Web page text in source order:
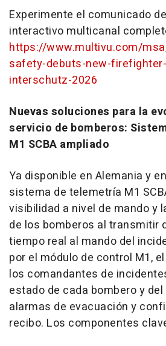
Experimente el comunicado
interactivo multicanal
https://www.multivu.com/
safety-debuts-new-
interschutz-2026
Nuevas soluciones para la
servicio de bomberos:
M1 SCBA ampliado
Ya disponible en Alemania y
sistema de telemetría M1
visibilidad a nivel de mando y
de los bomberos al transmitir
tiempo real al mando del
por el módulo de control M1,
los comandantes de
estado de cada bombero y
alarmas de evacuación y
recibo. Los componentes